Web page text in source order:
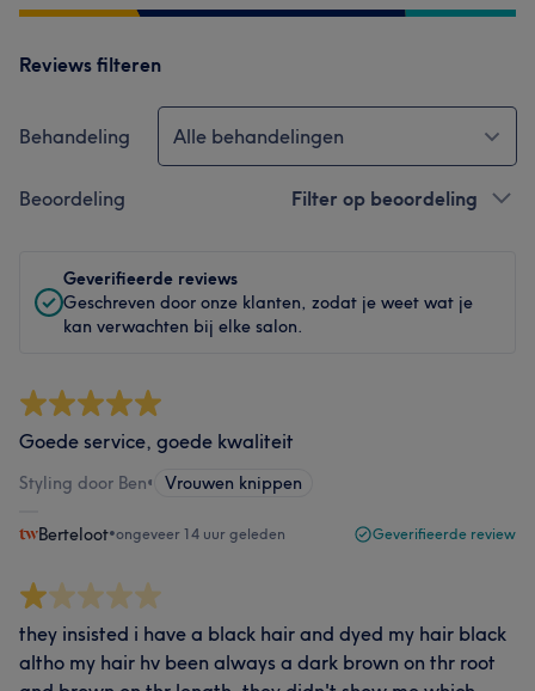
Reviews filteren
Behandeling Alle behandelingen
Beoordeling Filter op beoordeling
Geverifieerde reviews
Geschreven door onze klanten, zodat je weet wat je
kan verwachten bij elke salon.
Goede service, goede kwaliteit
Styling door Ben• Vrouwen knippen
Berteloot•ongeveer 14 uur geleden Geverifieerde review
they insisted i have a black hair and dyed my hair black
altho my hair hv been always a dark brown on thr root